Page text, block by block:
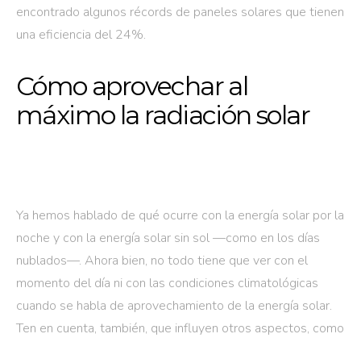
encontrado algunos récords de paneles solares que tienen
una eficiencia del 24%.
Cómo aprovechar al
máximo la radiación solar
Ya hemos hablado de qué ocurre con la energía solar por la
noche y con la energía solar sin sol —como en los días
nublados—. Ahora bien, no todo tiene que ver con el
momento del día ni con las condiciones climatológicas
cuando se habla de aprovechamiento de la energía solar.
Ten en cuenta, también, que influyen otros aspectos, como